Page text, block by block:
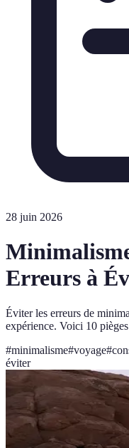
28 juin 2026
Erreurs à
Éviter les erreurs de
expérience. Voici 10
#minimalisme#voyage#
éviter